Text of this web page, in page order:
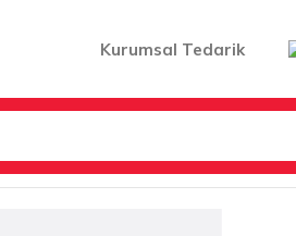
Kurumsal Tedarik
PEÇETELİKLER/PEÇETELİK